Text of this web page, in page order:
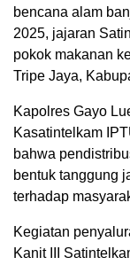
bencana alam
2025, jajaran
pokok makanan
Tripe Jaya,
Kapolres Gayo
Kasatintelkam
bahwa
bentuk tanggung
terhadap
Kegiatan
Kanit III